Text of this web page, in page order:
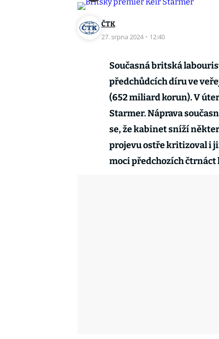
ČTK
27. srpna 2024 · 12:40
Současná britská
předchůdcích díru ve
(652 miliard korun). V
Starmer. Náprava
se, že kabinet sníží
projevu ostře kritizoval i
moci předchozích čtrnáct